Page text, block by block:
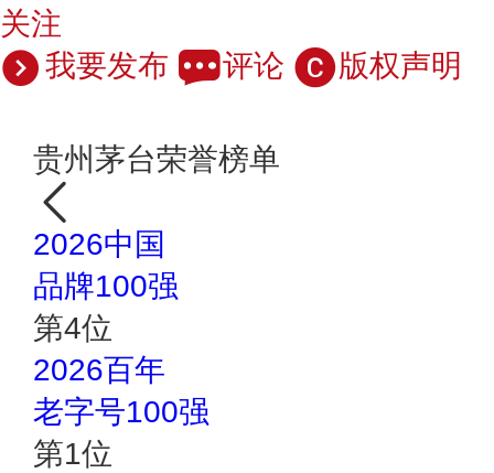
关注
我要发布
评论 版权声明
贵州茅台荣誉榜单
2026中国
品牌100强
第4位
2026百年
老字号100强
第1位